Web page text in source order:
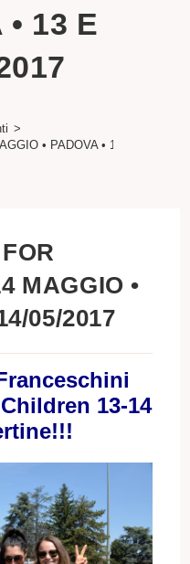
• 13 E
>
• PADOVA • 13 e 14/05/
MAGGIO •
05/2017
13-14